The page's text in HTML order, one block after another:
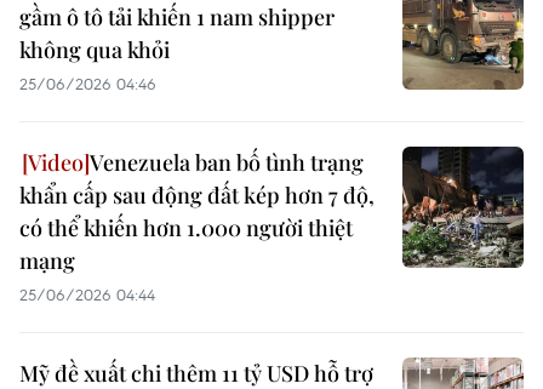
gầm ô tô tải khiến 1 nam shipper
không qua khỏi
25/06/2026 04:46
Venezuela ban bố tình trạng
khẩn cấp sau động đất kép hơn 7 độ,
có thể khiến hơn 1.000 người thiệt
mạng
25/06/2026 04:44
Mỹ đề xuất chi thêm 11 tỷ USD hỗ trợ